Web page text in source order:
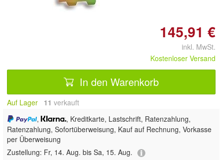
145,91 €
inkl. MwSt.
Kostenloser Versand
In den Warenkorb
Auf Lager 11 verkauft
,
, Kreditkarte, Lastschrift, Ratenzahlung,
Ratenzahlung, Sofortüberweisung, Kauf auf Rechnung, Vorkasse
per Überweisung
Zustellung: Fr, 14. Aug. bis Sa, 15. Aug.